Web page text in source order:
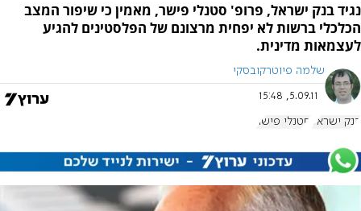
נגיד בנק ישראל, פרופ' סטנלי פישר, מאמין כי שיפור המצב
הכלכלי ברשות לא יפחית מרצונם של הפלסטינים להגיע
לעצמאות מדינית.
שלמה פיוטרקובסקי
5.09.11, 15:48
בנק ישראל סטנלי פישר